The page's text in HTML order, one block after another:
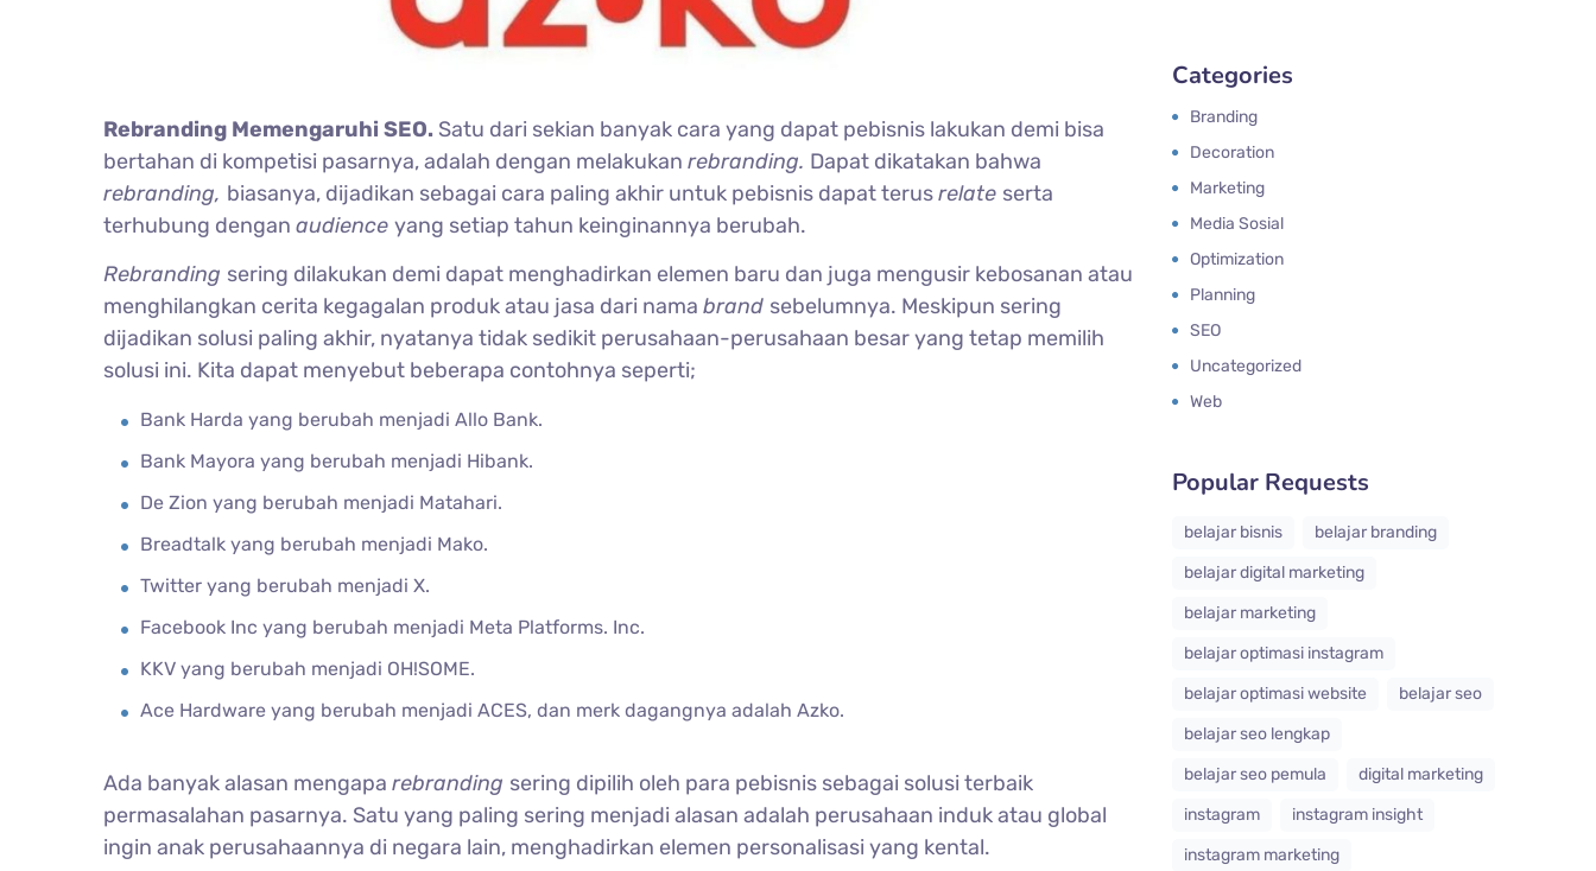
Rebranding Memengaruhi SEO. Satu dari sekian banyak cara yang dapat pebisnis lakukan demi bisa
bertahan di kompetisi pasarnya, adalah dengan melakukan rebranding. Dapat dikatakan bahwa
rebranding, biasanya, dijadikan sebagai cara paling akhir untuk pebisnis dapat terusrelate serta
terhubung dengan audience yang setiap tahun keinginannya berubah.
Rebranding sering dilakukan demi dapat menghadirkan elemen baru dan juga mengusir kebosanan atau
menghilangkan cerita kegagalan produk atau jasa dari nama brand sebelumnya. Meskipun sering
dijadikan solusi paling akhir, nyatanya tidak sedikit perusahaan-perusahaan besar yang tetap memilih
solusi ini. Kita dapat menyebut beberapa contohnya seperti;
Bank Harda yang berubah menjadi Allo Bank.
Bank Mayora yang berubah menjadi Hibank.
De Zion yang berubah menjadi Matahari.
Breadtalk yang berubah menjadi Mako.
Twitter yang berubah menjadi X.
Facebook Inc yang berubah menjadi Meta Platforms. Inc.
KKV yang berubah menjadi OH!SOME.
Ace Hardware yang berubah menjadi ACES, dan merk dagangnya adalah Azko.
Ada banyak alasan mengapa rebranding sering dipilih oleh para pebisnis sebagai solusi terbaik
permasalahan pasarnya. Satu yang paling sering menjadi alasan adalah perusahaan induk atau global
ingin anak perusahaannya di negara lain, menghadirkan elemen personalisasi yang kental.
Categories
Branding
Decoration
Marketing
Media Sosial
Optimization
Planning
SEO
Uncategorized
Web
Popular Requests
belajar bisnis
belajar branding
belajar digital marketing
belajar marketing
belajar optimasi instagram
belajar optimasi website
belajar seo
belajar seo lengkap
belajar seo pemula
digital marketing
instagram
instagram insight
instagram marketing